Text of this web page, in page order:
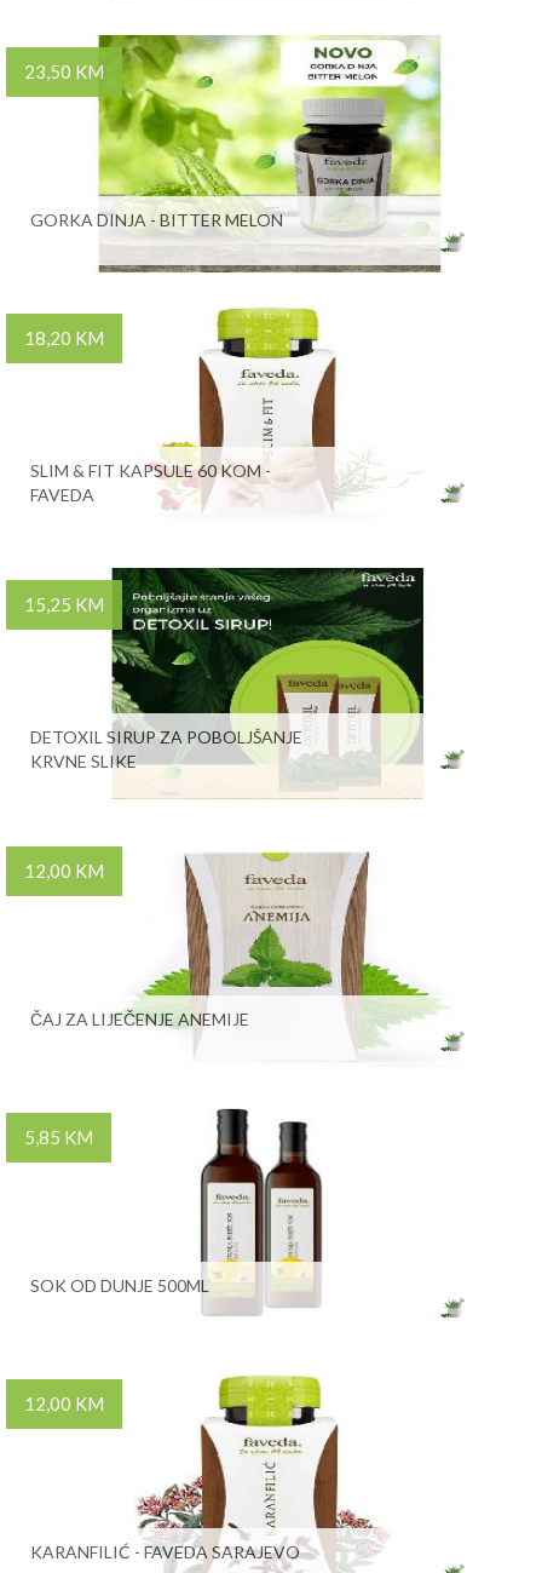
23,50 KM
GORKA DINJA - BITTER MELON
18,20 KM
SLIM & FIT KAPSULE 60 KOM -
FAVEDA
15,25 KM
DETOXIL SIRUP ZA POBOLJŠANJE
KRVNE SLIKE
12,00 KM
ČAJ ZA LIJEČENJE ANEMIJE
5,85 KM
SOK OD DUNJE 500ML
12,00 KM
KARANFILIĆ - FAVEDA SARAJEVO